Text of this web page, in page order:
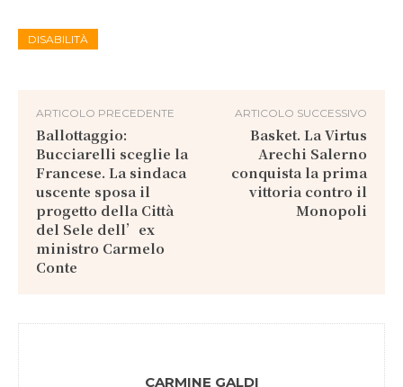
DISABILITÀ
ARTICOLO PRECEDENTE
Ballottaggio:
Bucciarelli sceglie la
Francese. La sindaca
uscente sposa il
progetto della Città
del Sele dell’ex
ministro Carmelo
Conte
ARTICOLO SUCCESSIVO
Basket. La Virtus
Arechi Salerno
conquista la prima
vittoria contro il
Monopoli
CARMINE GALDI